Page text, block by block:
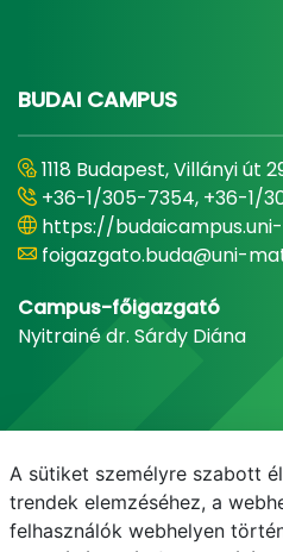
BUDAI CAMPUS
1118 Budapest, Villányi út
+36-1/305-7354, +36-1/
https://
foigazgato.buda@uni-
Campus-főigazgató
Nyitrainé dr. Sárdy Diána
A sütiket személyre szabott
trendek elemzéséhez, a
felhasználók webhelyen